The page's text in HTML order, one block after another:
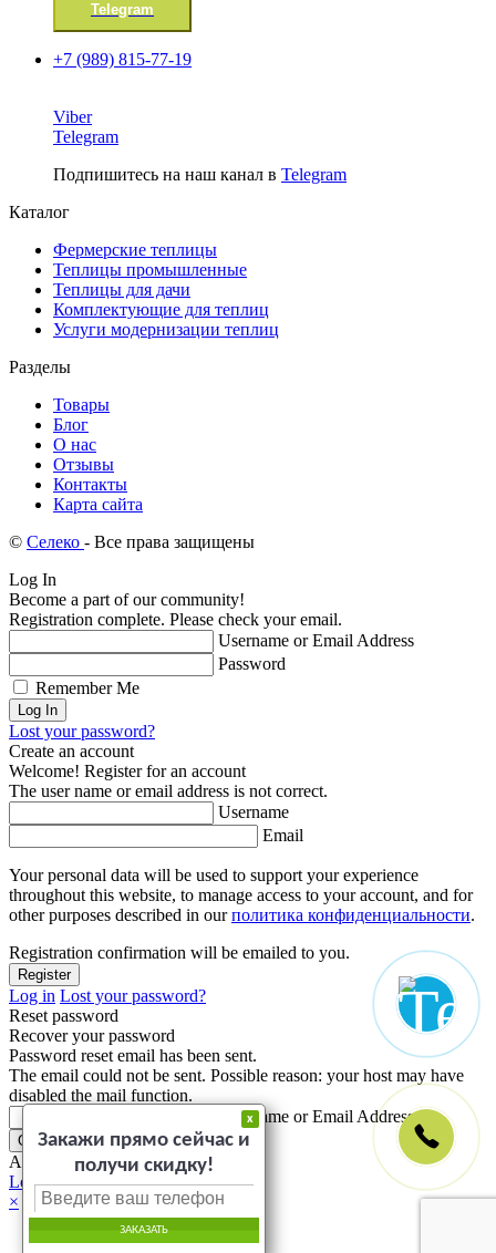
Telegram
+7 (989) 815-77-19
Viber
Telegram
Подпишитесь на наш канал в Telegram
Каталог
Фермерские теплицы
Теплицы промышленные
Теплицы для дачи
Комплектующие для теплиц
Услуги модернизации теплиц
Разделы
Товары
Блог
О нас
Отзывы
Контакты
Карта сайта
© Селеко - Все права защищены
Log In
Become a part of our community!
Registration complete. Please check your email.
Username or Email Address
Password
Remember Me
Lost your password?
Create an account
Welcome! Register for an account
The user name or email address is not correct.
Username
Email
Your personal data will be used to support your experience
throughout this website, to manage access to your account, and for
other purposes described in ourполитика конфиденциальности.
Registration confirmation will be emailed to you.
Log in Lost your password?
Reset password
Recover your password
Password reset email has been sent.
The email could not be sent. Possible reason: your host may have
disabled the mail function.
Username or Email Address
A password will be e-mailed to you.
Log in
×
x
Закажи прямо сейчас и
получи скидку!
ЗАКАЗАТЬ